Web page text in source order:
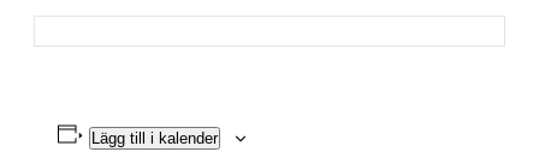
Lägg till i kalender